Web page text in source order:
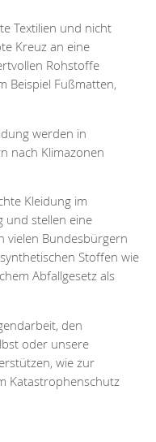
Textilien und nicht
Kreuz an eine
Rohstoffe
Beispiel Fußmatten,
werden in
nach Klimazonen
Kleidung im
und stellen eine
vielen Bundesbürgern
Stoffen wie
Abfallgesetz als
den
oder unsere
wie zur
Katastrophenschutz